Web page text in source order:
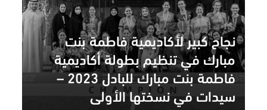
نجاح كبير لأكاديمية فاطمة بنت
مبارك في تنظيم بطولة أكاديمية
فاطمة بنت مبارك للبادل 2023 –
سيدات في نسختها الأولى